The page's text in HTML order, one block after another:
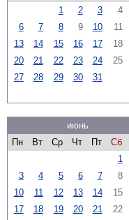
1
2 3 4
6
7 8 9 10 11
13
14 15 16 17 18
20
21 22 23 24 25
27
28 29 30 31
июнь
Пн
Вт Ср Чт Пт Сб
1
3
4 5 6 7 8
10
11 12 13 14 15
17
18 19 20 21 22